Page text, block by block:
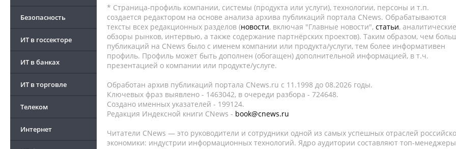
Безопасность
ИТ в госсекторе
ИТ в банках
ИТ в торговле
Телеком
Интернет
* Страница-профиль компании, системы (продукта или услуги), технологии, персоны и т.п.
создается редактором на основе анализа архива публикаций портала CNews. Обрабатываются
тексты всех редакционных разделов (новости, включая "Главные новости", статьи, аналитические
обзоры рынков, интервью, а также содержание партнёрских проектов). Таким образом, чем
публикаций на CNews было с именем компании или продукта/услуги, тем более информативен
профиль. Профиль может быть дополнен (обогащен) дополнительной информацией, в т.ч.
презентацией о компании или продукте/услуге.
Обработан архив публикаций портала CNews.ru c 11.1998 до 08.2026 годы.
Ключевых фраз выявлено - 1463042, в очереди разбора - 724648.
Создано именных указателей - 199124.
Редакция Индексной книги CNews - book@cnews.ru
Читатели CNews — это руководители и сотрудники одной из самых успешных отраслей
экономики: индустрии информационных технологий. Ядро аудитории составляют топ-